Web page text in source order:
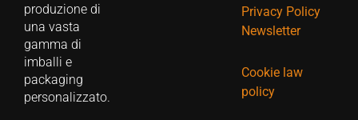
produzione di
una vasta
gamma di
imballi e
packaging
personalizzato.
Privacy Policy
Newsletter
Cookie law
policy